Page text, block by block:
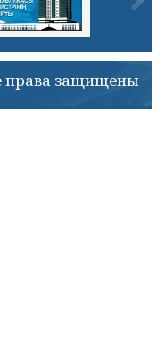
права защищены